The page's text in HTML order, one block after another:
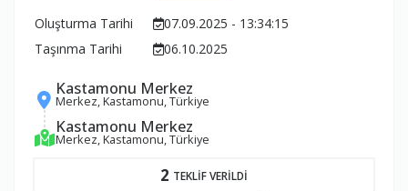
Oluşturma Tarihi
07.09.2025 - 13:34:15
Taşınma Tarihi
06.10.2025
Kastamonu Merkez
Merkez, Kastamonu, Türkiye
Kastamonu Merkez
Merkez, Kastamonu, Türkiye
2 TEKLİF VERİLDİ